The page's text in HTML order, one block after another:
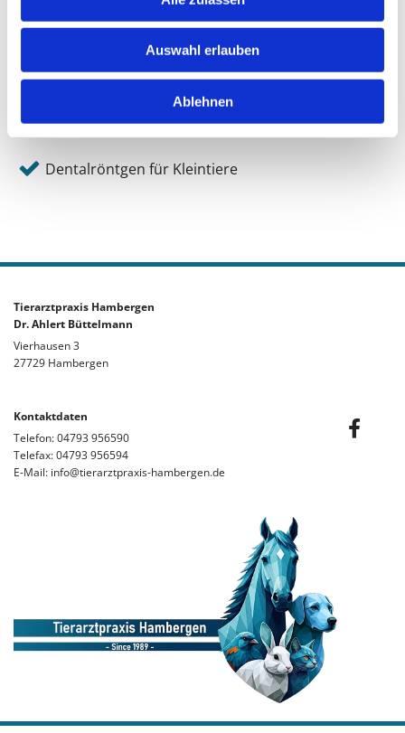
Auswahl erlauben
Ablehnen
viele Parameter im hauseigenen Labor
Versand von Proben per Kurier zu Speziallaboren
24-Stunden-Notfalldienst
Dentalröntgen für Kleintiere
Tierarztpraxis Hambergen
Dr. Ahlert Büttelmann
Vierhausen 3
27729 Hambergen
Kontaktdaten
Telefon:04793 956590
Telefax: 04793 956594
E-Mail: info@tierarztpraxis-hambergen.de